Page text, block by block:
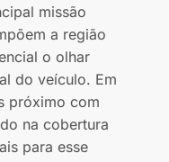
missão
a região
o olhar
do veículo. Em
próximo com
na cobertura
para esse